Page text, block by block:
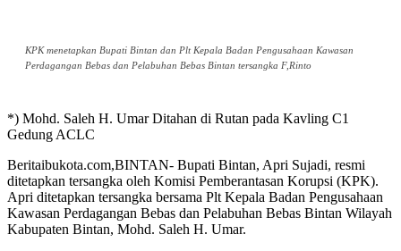
KPK menetapkan Bupati Bintan dan Plt Kepala Badan Pengusahaan Kawasan
Perdagangan Bebas dan Pelabuhan Bebas Bintan tersangka F,Rinto
*) Mohd. Saleh H. Umar Ditahan di Rutan pada Kavling C1
Gedung ACLC
Beritaibukota.com,BINTAN- Bupati Bintan, Apri Sujadi, resmi
ditetapkan tersangka oleh Komisi Pemberantasan Korupsi (KPK).
Apri ditetapkan tersangka bersama Plt Kepala Badan Pengusahaan
Kawasan Perdagangan Bebas dan Pelabuhan Bebas Bintan Wilayah
Kabupaten Bintan, Mohd. Saleh H. Umar.